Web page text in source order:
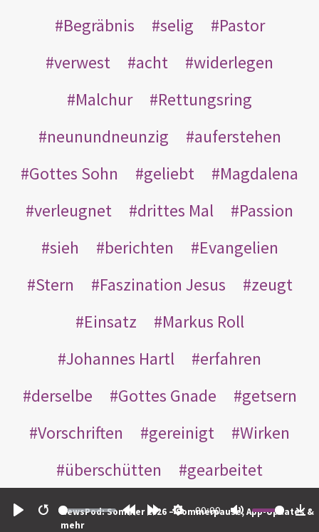
Restart
00:00
NewsPod: Sommer 2026 – Sommerpause, App-Updates &
mehr
Begräbnis
selig
Pastor
verwest
acht
widerlegen
Malchur
Rettungsring
neunundneunzig
auferstehen
Gottes Sohn
geliebt
Magdalena
verleugnet
drittes Mal
Passion
sieh
berichten
Evangelien
Stern
Faszination Jesus
zeugt
Einsatz
Markus Roll
Johannes Hartl
erfahren
derselbe
Gottes Gnade
getsern
Vorschriften
gereinigt
Wirken
überschütten
gearbeitet
Verfügung
unwürdig verfolgt